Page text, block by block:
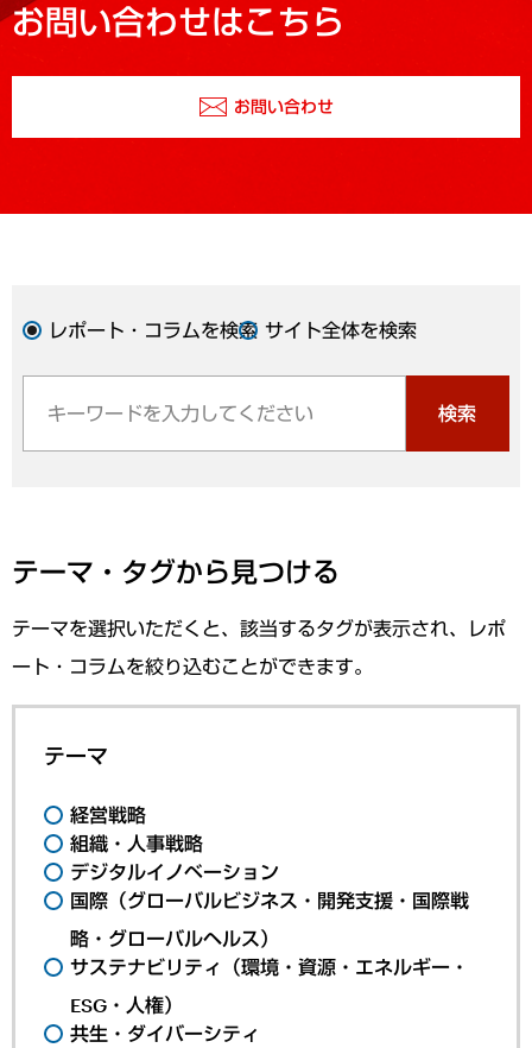
お問い合わせはこちら
お問い合わせ
レポート・コラムを検索 サイト全体を検索
検索
テーマ・タグから見つける
テーマを選択いただくと、該当するタグが表示され、レポ
ート・コラムを絞り込むことができます。
テーマ
経営戦略
組織・人事戦略
デジタルイノベーション
国際（グローバルビジネス・開発支援・国際戦
略・グローバルヘルス）
サステナビリティ（環境・資源・エネルギー・
ESG・人権）
共生・ダイバーシティ